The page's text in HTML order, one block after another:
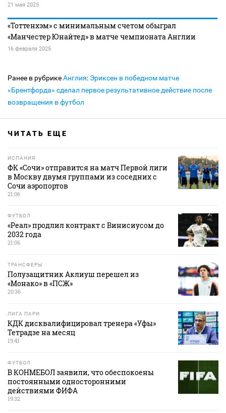
21 мая 2025
«Тоттенхэм» с минимальным счетом обыграл
«Манчестер Юнайтед» в матче чемпионата Англии
16 февраля 2025
Ранее в рубрикеАнглия: Эриксен в победном матче
«Брентфорда» сделал первое результативное действие после
возвращения в футбол
ЧИТАТЬ ЕЩЕ
ИСПАНИЯ
ФК «Сочи» отправится на матч Первой лиги
в Москву двумя группами из соседних с
Сочи аэропортов
21:06
ФУТБОЛ
«Реал» продлил контракт с Винисиусом до
2032 года
21:06
ТРАНСФЕРЫ
Полузащитник Аклиуш перешел из
«Монако» в «ПСЖ»
20:36
ЛИГА ПАРИ
КДК дисквалифицировал тренера «Уфы»
Тетрадзе на месяц
19:41
ФУТБОЛ
В КОНМЕБОЛ заявили, что обеспокоены
постоянными односторонними
действиями ФИФА
19:32